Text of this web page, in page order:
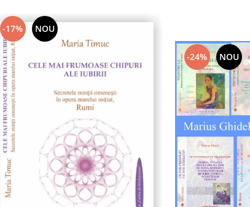
-17% NOU
-24% NOU